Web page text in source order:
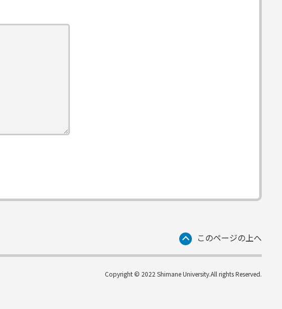
このページの上へ
Copyright © 2022 Shimane University.All rights Reserved.